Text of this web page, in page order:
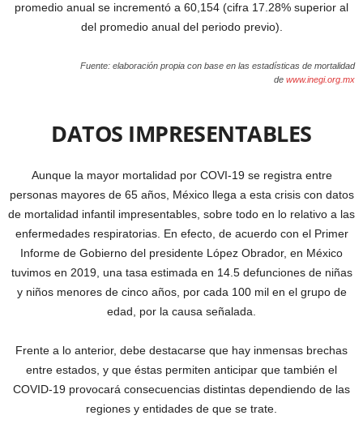
promedio anual se incrementó a 60,154 (cifra 17.28% superior al
del promedio anual del periodo previo).
Fuente: elaboración propia con base en las estadísticas de mortalidad
de www.inegi.org.mx
DATOS IMPRESENTABLES
Aunque la mayor mortalidad por COVI-19 se registra entre
personas mayores de 65 años, México llega a esta crisis con datos
de mortalidad infantil impresentables, sobre todo en lo relativo a las
enfermedades respiratorias. En efecto, de acuerdo con el Primer
Informe de Gobierno del presidente López Obrador, en México
tuvimos en 2019, una tasa estimada en 14.5 defunciones de niñas
y niños menores de cinco años, por cada 100 mil en el grupo de
edad, por la causa señalada.
Frente a lo anterior, debe destacarse que hay inmensas brechas
entre estados, y que éstas permiten anticipar que también el
COVID-19 provocará consecuencias distintas dependiendo de las
regiones y entidades de que se trate.